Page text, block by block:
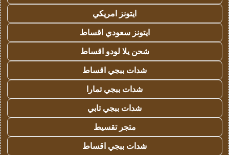
ايتونز امريكي
ايتونز سعودي اقساط
شحن يلا لودو اقساط
شدات ببجي اقساط
شدات ببجي تمارا
شدات ببجي تابي
متجر تقسيط
شدات ببجي اقساط